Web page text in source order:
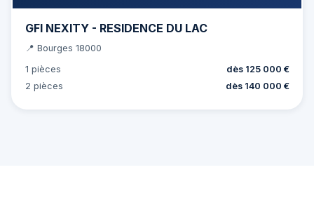
GFI NEXITY - RESIDENCE DU LAC
📍 Bourges 18000
1 pièces
dès 125 000 €
2 pièces
dès 140 000 €